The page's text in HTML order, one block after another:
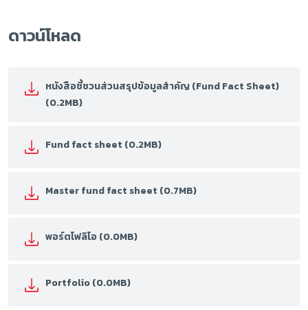
ดาวน์โหลด
หนังสือชี้ชวนส่วนสรุปข้อมูลสำคัญ (Fund Fact Sheet)
(0.2MB)
Fund fact sheet (0.2MB)
Master fund fact sheet (0.7MB)
พอร์ตโฟลิโอ (0.0MB)
Portfolio (0.0MB)